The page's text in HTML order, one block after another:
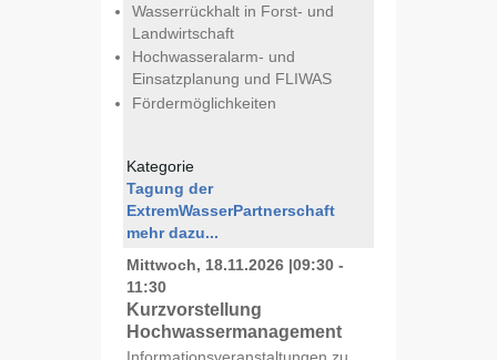
Wasserrückhalt in Forst- und
Landwirtschaft
Hochwasseralarm- und
Einsatzplanung und FLIWAS
Fördermöglichkeiten
Kategorie
Tagung der
ExtremWasserPartnerschaft
mehr dazu...
Mittwoch, 18.11.2026 |09:30 -
11:30
Kurzvorstellung
Hochwassermanagement